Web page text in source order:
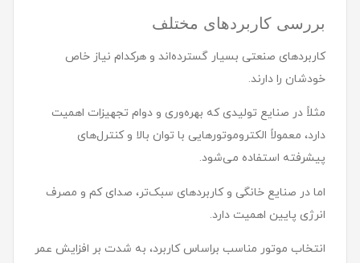
بررسی کاربردهای مختلف
کاربردهای صنعتی بسیار گسترده‌اند و هرکدام نیاز خاص
خودشان را دارند.
مثلاً در صنایع تولیدی که بهره‌وری و دوام تجهیزات اهمیت
دارد، معمولاً الکتروموتورهایی با توان بالا و کنترل‌های
پیشرفته استفاده می‌شود.
اما در صنایع خانگی و کاربردهای سبک‌تر، صدای کم و مصرف
انرژی پایین اهمیت دارد.
انتخاب موتور مناسب براساس کاربرد، به شدت بر افزایش عمر